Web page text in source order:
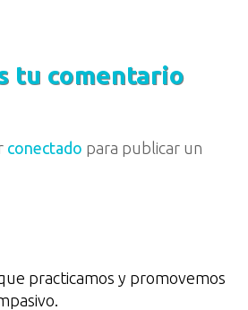
tu comentario
conectado para publicar un
practicamos y promovemos